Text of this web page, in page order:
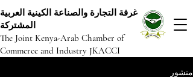
غرفة التجارة والصناعة الكينية العربية
المشتركة
The Joint Kenya-Arab Chamber of
Commerce and Industry JKACCI
منشور